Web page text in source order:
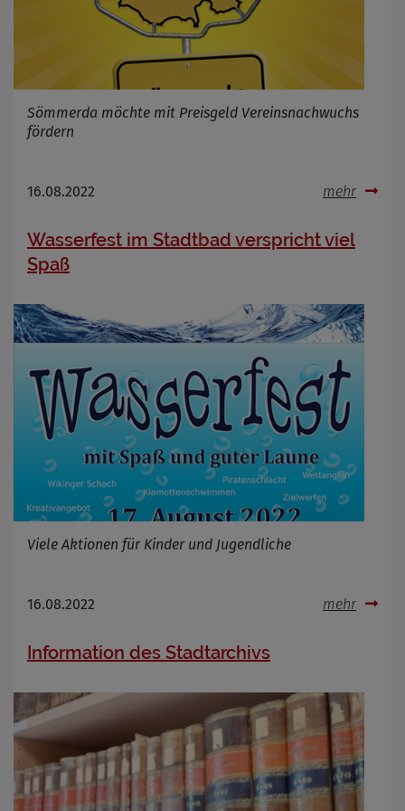
Sömmerda möchte mit Preisgeld Vereinsnachwuchs
fördern
16.08.2022 mehr
Wasserfest im Stadtbad verspricht viel
Spaß
Viele Aktionen für Kinder und Jugendliche
16.08.2022 mehr
Information des Stadtarchivs
Cookies die bei der Verwendung von
OpenWeatherAPI gesetzt werden
Zweck
Cookie Name